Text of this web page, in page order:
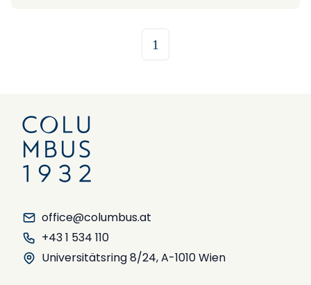
1
office@columbus.at
+43 1 534 110
Universitätsring 8/24, A-1010 Wien